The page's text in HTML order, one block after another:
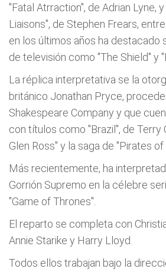
"Fatal Atrraction", de Adrian Lyne,
Liaisons", de Stephen Frears,
en los últimos años ha destacado
de televisión como "The Shield" y
La réplica interpretativa se la
británico Jonathan Pryce,
Shakespeare Company y que
con títulos como "Brazil", de Terry
Glen Ross" y la saga de "Pirates of
Más recientemente, ha
Gorrión Supremo en la célebre
"Game of Thrones".
El reparto se completa con
Annie Starike y Harry Lloyd.
Todos ellos trabajan bajo la